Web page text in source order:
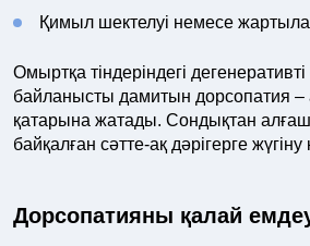
Қимыл шектелуі немесе
Омыртқа тіндеріндегі дегенеративті
байланысты дамитын дорсопатия –
қатарына жатады. Сондықтан
байқалған сәтте-ақ дәрігерге жүгіну
Дорсопатияны қалай